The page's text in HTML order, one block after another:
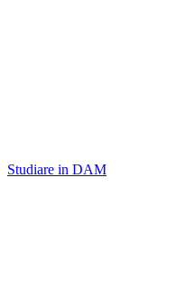
Studiare in DAM